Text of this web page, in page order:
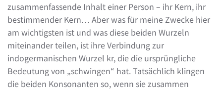
zusammenfassende Inhalt einer Person – ihr Kern, ihr
bestimmender Kern… Aber was für meine Zwecke hier
am wichtigsten ist und was diese beiden Wurzeln
miteinander teilen, ist ihre Verbindung zur
indogermanischen Wurzel kr, die die ursprüngliche
Bedeutung von „schwingen“ hat. Tatsächlich klingen
die beiden Konsonanten so, wenn sie zusammen